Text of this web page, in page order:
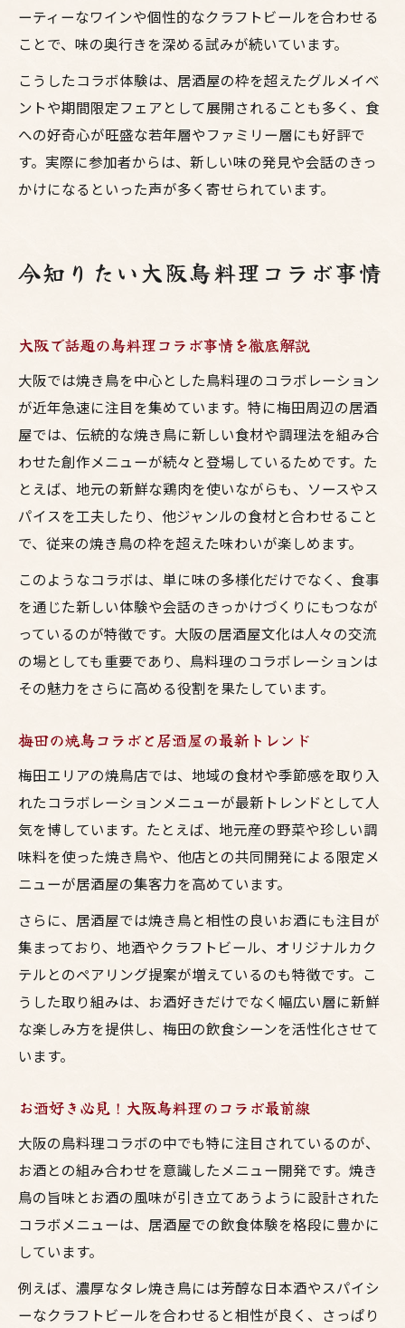
ーティーなワインや個性的なクラフトビールを合わせる
ことで、味の奥行きを深める試みが続いています。
こうしたコラボ体験は、居酒屋の枠を超えたグルメイベ
ントや期間限定フェアとして展開されることも多く、食
への好奇心が旺盛な若年層やファミリー層にも好評で
す。実際に参加者からは、新しい味の発見や会話のきっ
かけになるといった声が多く寄せられています。
今知りたい大阪鳥料理コラボ事情
大阪で話題の鳥料理コラボ事情を徹底解説
大阪では焼き鳥を中心とした鳥料理のコラボレーション
が近年急速に注目を集めています。特に梅田周辺の居酒
屋では、伝統的な焼き鳥に新しい食材や調理法を組み合
わせた創作メニューが続々と登場しているためです。た
とえば、地元の新鮮な鶏肉を使いながらも、ソースやス
パイスを工夫したり、他ジャンルの食材と合わせること
で、従来の焼き鳥の枠を超えた味わいが楽しめます。
このようなコラボは、単に味の多様化だけでなく、食事
を通じた新しい体験や会話のきっかけづくりにもつなが
っているのが特徴です。大阪の居酒屋文化は人々の交流
の場としても重要であり、鳥料理のコラボレーションは
その魅力をさらに高める役割を果たしています。
梅田の焼鳥コラボと居酒屋の最新トレンド
梅田エリアの焼鳥店では、地域の食材や季節感を取り入
れたコラボレーションメニューが最新トレンドとして人
気を博しています。たとえば、地元産の野菜や珍しい調
味料を使った焼き鳥や、他店との共同開発による限定メ
ニューが居酒屋の集客力を高めています。
さらに、居酒屋では焼き鳥と相性の良いお酒にも注目が
集まっており、地酒やクラフトビール、オリジナルカク
テルとのペアリング提案が増えているのも特徴です。こ
うした取り組みは、お酒好きだけでなく幅広い層に新鮮
な楽しみ方を提供し、梅田の飲食シーンを活性化させて
います。
お酒好き必見！大阪鳥料理のコラボ最前線
大阪の鳥料理コラボの中でも特に注目されているのが、
お酒との組み合わせを意識したメニュー開発です。焼き
鳥の旨味とお酒の風味が引き立てあうように設計された
コラボメニューは、居酒屋での飲食体験を格段に豊かに
しています。
例えば、濃厚なタレ焼き鳥には芳醇な日本酒やスパイシ
ーなクラフトビールを合わせると相性が良く、さっぱり